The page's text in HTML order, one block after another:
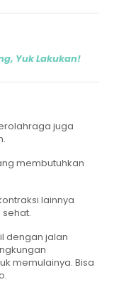
Yuk Lakukan!
juga
membutuhkan
lainnya
dengan jalan
memulainya. Bisa